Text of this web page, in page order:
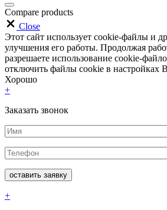
Compare products
Close
Этот сайт использует cookie-файлы и
улучшения его работы. Продолжая
разрешаете использование cookie-
отключить файлы cookie в настройках
Хорошо
+
Заказать звонок
+